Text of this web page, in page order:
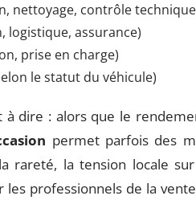
nettoyage, contrôle
logistique, assurance)
prise en charge)
le statut du véhicule)
dire : alors que le
permet parfois des
rareté, la tension locale
professionnels de la vente